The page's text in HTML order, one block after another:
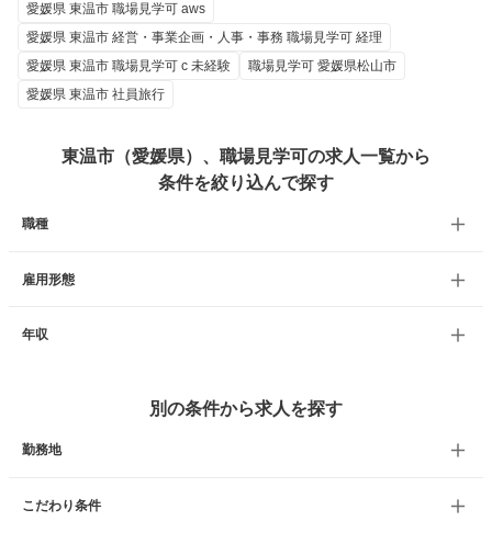
愛媛県 東温市 職場見学可 aws
愛媛県 東温市 経営・事業企画・人事・事務 職場見学可 経理
愛媛県 東温市 職場見学可 c 未経験
職場見学可 愛媛県松山市
愛媛県 東温市 社員旅行
東温市（愛媛県）、職場見学可の求人一覧から
条件を絞り込んで探す
職種
雇用形態
年収
別の条件から求人を探す
勤務地
こだわり条件